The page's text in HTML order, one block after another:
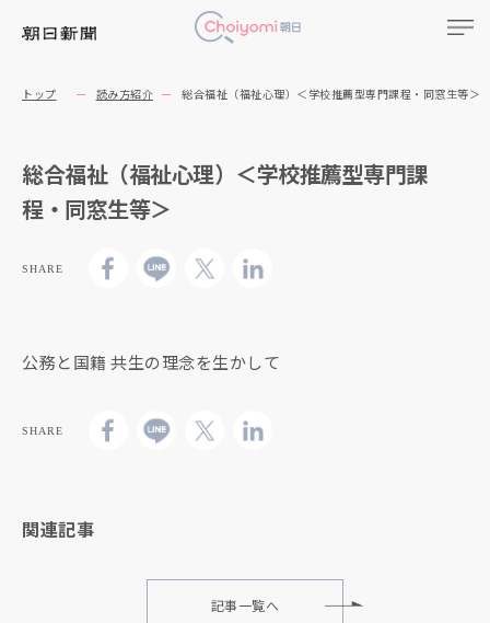
トップ 読み方紹介 総合福祉（福祉心理）＜学校推薦型専門課程・同窓生等＞
総合福祉（福祉心理）＜学校推薦型専門課
程・同窓生等＞
SHARE
公務と国籍 共生の理念を生かして
SHARE
関連記事
記事一覧へ